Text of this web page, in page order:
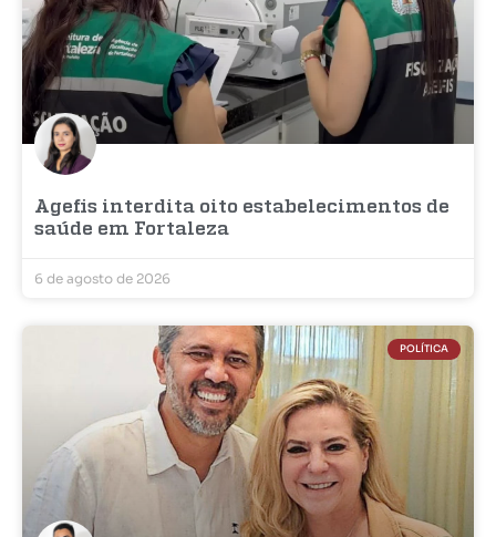
Agefis interdita oito estabelecimentos de
saúde em Fortaleza
6 de agosto de 2026
POLÍTICA